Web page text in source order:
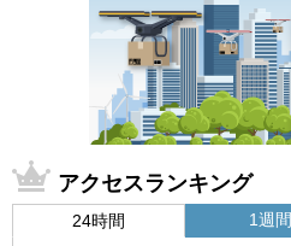
アクセスランキング
24時間 1週間